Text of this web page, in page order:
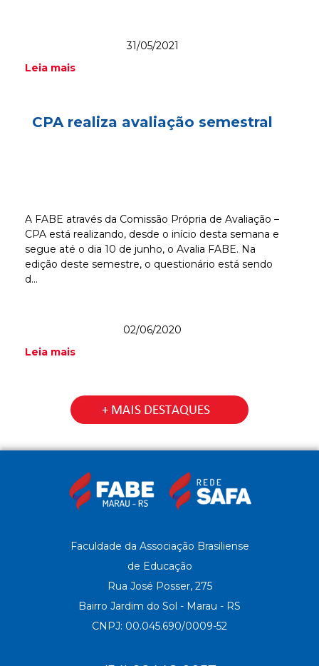
31/05/2021
Leia mais
CPA realiza avaliação semestral
A FABE através da Comissão Própria de Avaliação –
CPA está realizando, desde o início desta semana e
segue até o dia 10 de junho, o Avalia FABE. Na
edição deste semestre, o questionário está sendo
d...
02/06/2020
Leia mais
Faculdade da Associação Brasiliense
de Educação
Rua José Posser, 275
Bairro Jardim do Sol - Marau - RS
CNPJ: 00.045.690/0009-52